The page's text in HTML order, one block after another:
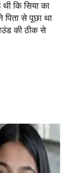
कि सिया का
से पूछा था
की ठीक से